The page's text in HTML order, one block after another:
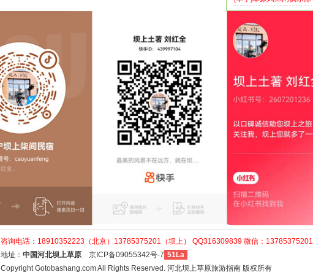
咨询电话：18910352223（北京）13785375201（坝上） QQ316309839 微信：13785375201
地址： 中国河北坝上草原 京ICP备09055342号-7 51La
Copyright Gotobashang.com All Rights Reserved. 河北坝上草原旅游指南 版权所有